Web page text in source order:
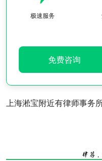
极速服务
免费咨询
上海淞宝附近有律师事务